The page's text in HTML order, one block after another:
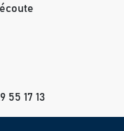
55 17 13